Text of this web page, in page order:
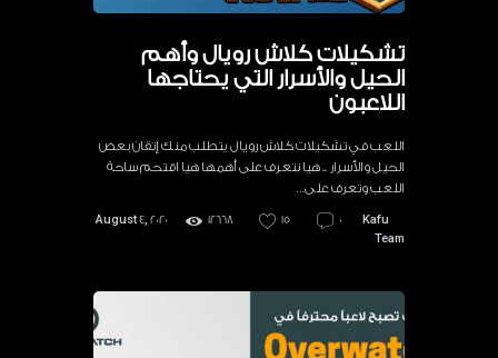
تشكيلات كلاش رويال وأهم
الحيل والأسرار التي يحتاجها
اللاعبون
اللعب في تشكيلات كلاش رويال يتطلب منك إتقان بعض
الحيل والأسرار .. هيا نتعرف على أهمها هيا اقتحم ساحة
اللعب وتعرف على…
August 4, 2020 12668 15 0
Kafu
Team